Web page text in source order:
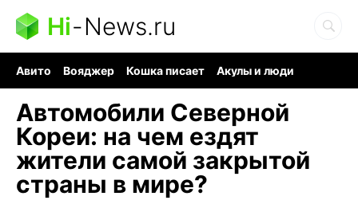
Hi-News.ru
Авито Вояджер Кошка писает
Акулы и люди
Автомобили Северной
Кореи: на чем ездят
жители самой закрытой
страны в мире?